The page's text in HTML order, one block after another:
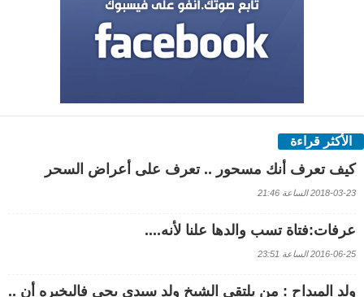
الأكثر قراءة
كيف تعرف أنك مسحور .. تعرف على أعراض السحر
2018-03-23 الساعة 21:46
عرفات:فتاة تسب والدها علنا لأنه....
2016-06-25 الساعة 23:51
ولد الميداح : من يلتقي الشيخ ولد سيدي يحي فاليخبره أن ..